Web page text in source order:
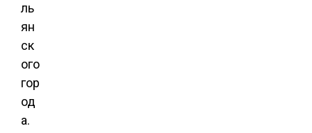
ль
ян
ск
ого
гор
од
а.